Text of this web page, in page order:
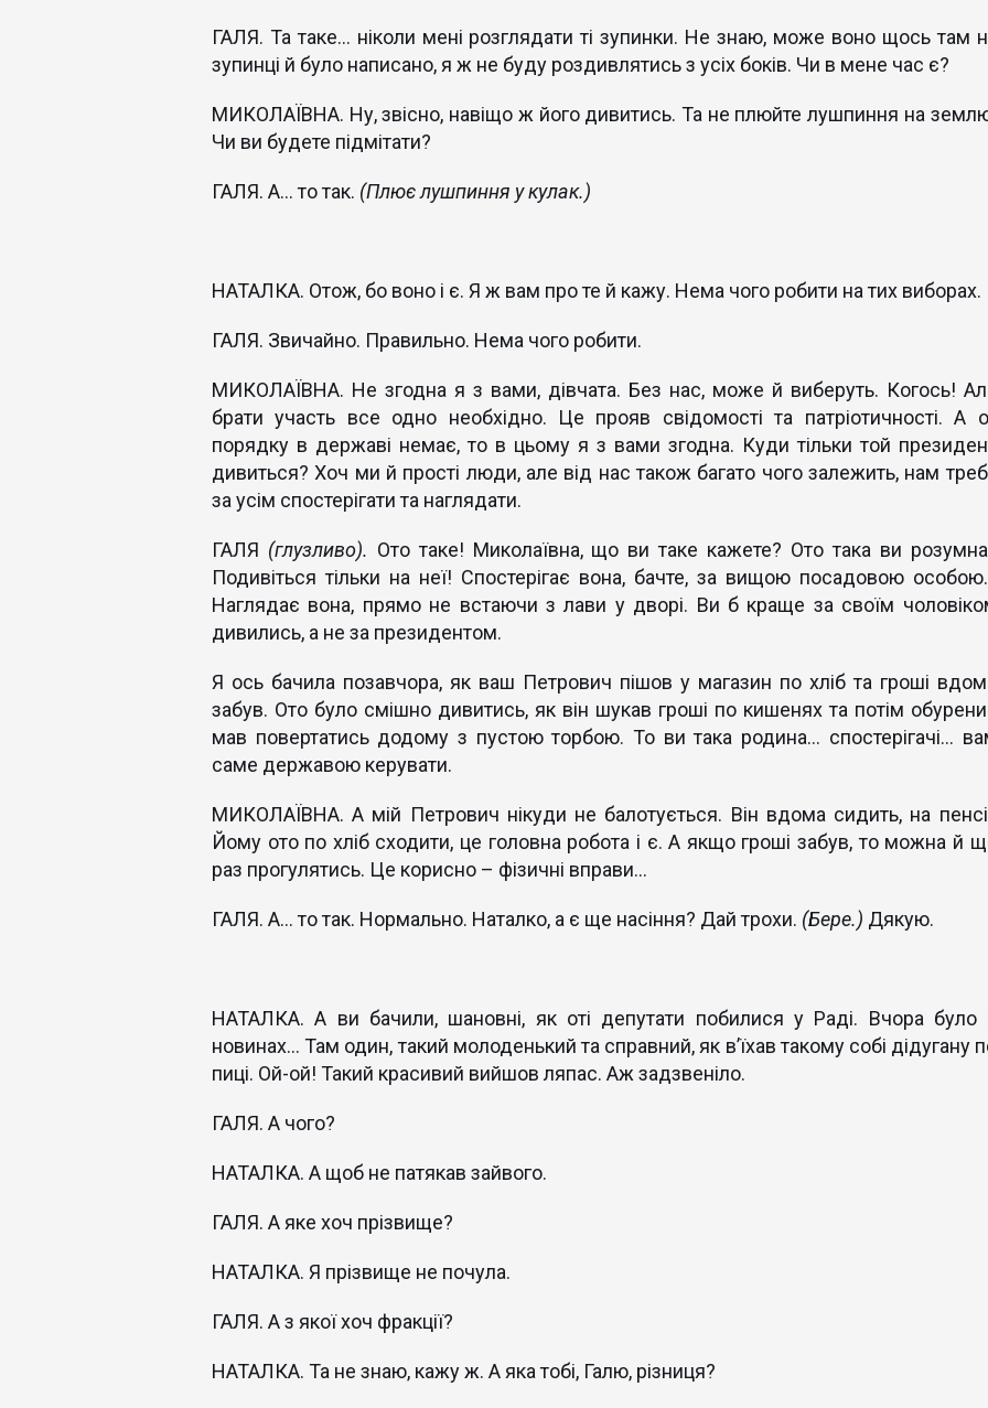
ГАЛЯ. Та таке... ніколи мені розглядати ті зупинки. Не знаю, може воно щось там
зупинці й було написано, я ж не буду роздивлятись з усіх боків. Чи в мене час є?
МИКОЛАЇВНА. Ну, звісно, навіщо ж його дивитись. Та не плюйте лушпиння на
Чи ви будете підмітати?
ГАЛЯ. А... то так. (Плює лушпиння у кулак.)
НАТАЛКА. Отож, бо воно і є. Я ж вам про те й кажу. Нема чого робити на тих виборах.
ГАЛЯ. Звичайно. Правильно. Нема чого робити.
МИКОЛАЇВНА. Не згодна я з вами, дівчата. Без нас, може й виберуть. Когось!
брати участь все одно необхідно. Це прояв свідомості та патріотичності. А
порядку в державі немає, то в цьому я з вами згодна. Куди тільки той
дивиться? Хоч ми й прості люди, але від нас також багато чого залежить, нам
за усім спостерігати та наглядати.
ГАЛЯ (глузливо). Ото таке! Миколаївна, що ви таке кажете? Ото така ви
Подивіться тільки на неї! Спостерігає вона, бачте, за вищою посадовою
Наглядає вона, прямо не встаючи з лави у дворі. Ви б краще за своїм
дивились, а не за президентом.
Я ось бачила позавчора, як ваш Петрович пішов у магазин по хліб та гроші
забув. Ото було смішно дивитись, як він шукав гроші по кишенях та потім
мав повертатись додому з пустою торбою. То ви така родина... спостерігачі...
саме державою керувати.
МИКОЛАЇВНА. А мій Петрович нікуди не балотується. Він вдома сидить, на
Йому ото по хліб сходити, це головна робота і є. А якщо гроші забув, то можна й
раз прогулятись. Це корисно – фізичні вправи...
ГАЛЯ. А... то так. Нормально. Наталко, а є ще насіння? Дай трохи. (Бере.) Дякую.
НАТАЛКА. А ви бачили, шановні, як оті депутати побилися у Раді. Вчора було
новинах... Там один, такий молоденький та справний, як в’їхав такому собі дідугану
пиці. Ой-ой! Такий красивий вийшов ляпас. Аж задзвеніло.
ГАЛЯ. А чого?
НАТАЛКА. А щоб не патякав зайвого.
ГАЛЯ. А яке хоч прізвище?
НАТАЛКА. Я прізвище не почула.
ГАЛЯ. А з якої хоч фракції?
НАТАЛКА. Та не знаю, кажу ж. А яка тобі, Галю, різниця?